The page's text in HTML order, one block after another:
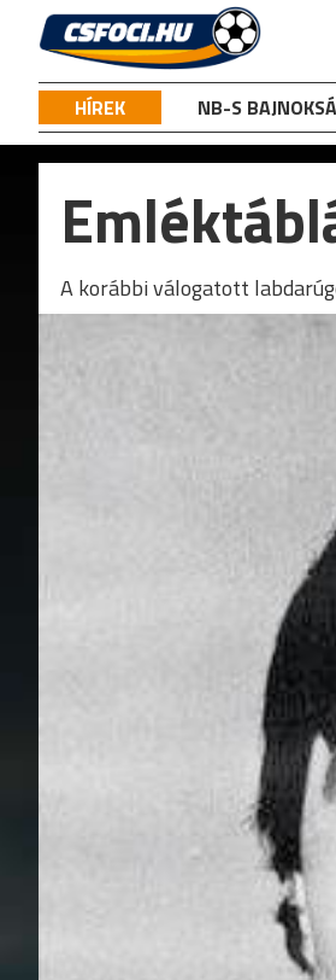
content
HÍREK NB-S
A korábbi válogatott